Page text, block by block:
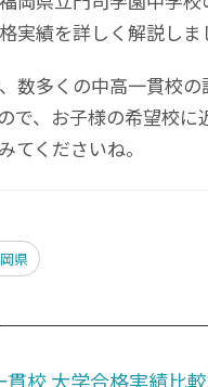
実績を詳しく解説しま
数多くの中高一貫校
で、お子様の希望校に
てくださいね。
県
貫校 大学合格実績比